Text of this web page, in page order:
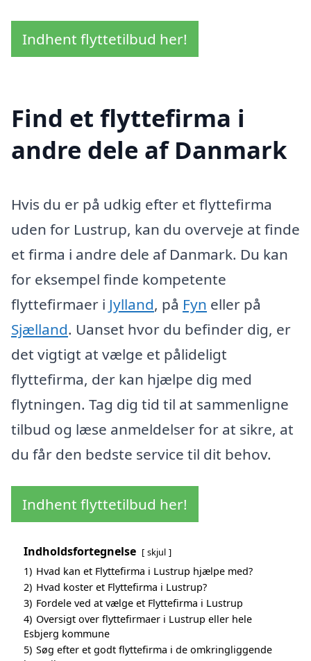
Indhent flyttetilbud her!
Find et flyttefirma i
andre dele af Danmark
Hvis du er på udkig efter et flyttefirma
uden for Lustrup, kan du overveje at finde
et firma i andre dele af Danmark. Du kan
for eksempel finde kompetente
flyttefirmaer i Jylland, på Fyn eller på
Sjælland. Uanset hvor du befinder dig, er
det vigtigt at vælge et pålideligt
flyttefirma, der kan hjælpe dig med
flytningen. Tag dig tid til at sammenligne
tilbud og læse anmeldelser for at sikre, at
du får den bedste service til dit behov.
Indhent flyttetilbud her!
Indholdsfortegnelse skjul
1) Hvad kan et Flyttefirma i Lustrup hjælpe med?
2) Hvad koster et Flyttefirma i Lustrup?
3) Fordele ved at vælge et Flyttefirma i Lustrup
4) Oversigt over flyttefirmaer i Lustrup eller hele
Esbjerg kommune
5) Søg efter et godt flyttefirma i de omkringliggende